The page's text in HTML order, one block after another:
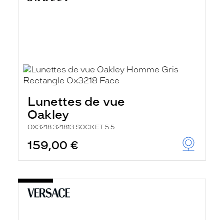
Lunettes de vue
Oakley
OX3218 321813 SOCKET 5.5
159,00 €